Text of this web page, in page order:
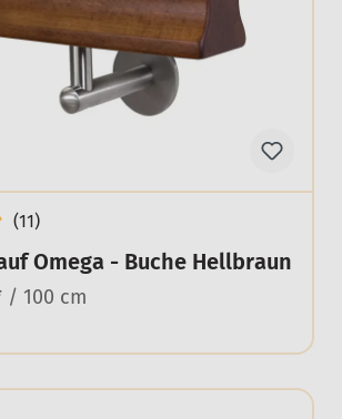
(11)
Omega - Buche Hellbraun
/ 100 cm